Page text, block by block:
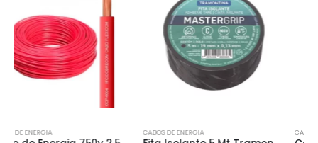
CABOS DE ENERGIA CABOS DE ENERGIA